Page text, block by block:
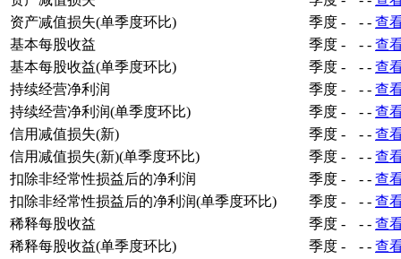
资产减值损失(单季度环比)
季度 - - - 查
基本每股收益
季度 - - - 查
基本每股收益(单季度环比)
季度 - - - 查
持续经营净利润
季度 - - - 查
持续经营净利润(单季度环比)
季度 - - - 查
信用减值损失(新)
季度 - - - 查
信用减值损失(新)(单季度环比)
季度 - - - 查
扣除非经常性损益后的净利润
季度 - - - 查
扣除非经常性损益后的净利润(单季度环比)
季度 - - - 查
稀释每股收益
季度 - - - 查
稀释每股收益(单季度环比)
季度 - - - 查